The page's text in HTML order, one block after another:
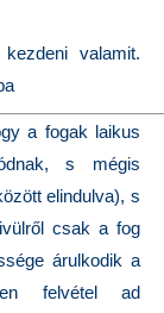
valamit.
a fogak laikus
s mégis
elindulva), s
csak a fog
árulkodik a
felvétel ad